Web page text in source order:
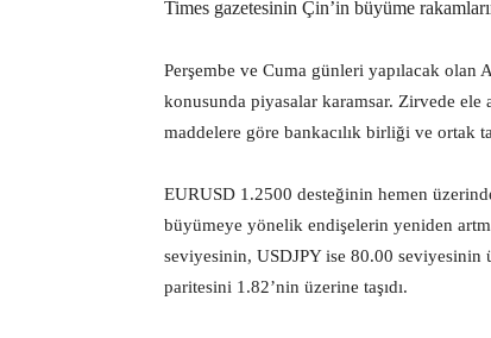
Times gazetesinin Çin’in büyüme
Perşembe ve Cuma günleri yapılacak
konusunda piyasalar karamsar. Zirvede ele
maddelere göre bankacılık birliği ve ortak
EURUSD 1.2500 desteğinin hemen
büyümeye yönelik endişelerin yeniden
seviyesinin, USDJPY ise 80.00
paritesini 1.82’nin üzerine taşıdı.